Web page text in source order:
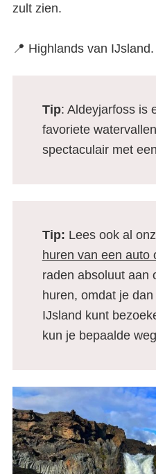
zult zien.
📍 Highlands van IJsland.
Tip: Aldeyjarfoss is
favoriete
spectaculair met een
Tip: Lees ook al
huren van een auto
raden absoluut aan
huren, omdat je
IJsland kunt
kun je bepaalde